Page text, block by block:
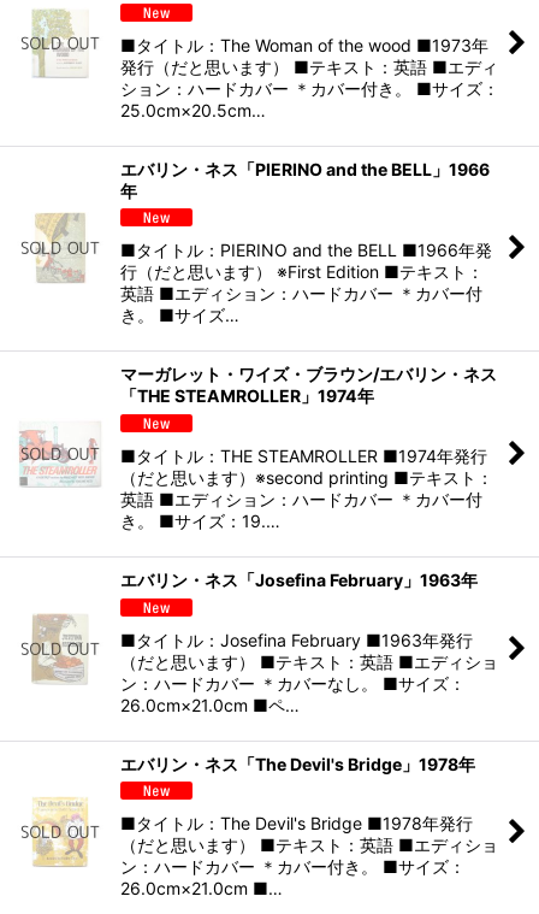
■タイトル：The Woman of the wood ■1973年
発行（だと思います） ■テキスト：英語 ■エディ
ション：ハードカバー ＊カバー付き。 ■サイズ：
25.0cm×20.5cm…
エバリン・ネス「PIERINO and the BELL」1966
年
■タイトル：PIERINO and the BELL ■1966年発
行（だと思います） ※First Edition ■テキスト：
英語 ■エディション：ハードカバー ＊カバー付
き。 ■サイズ…
マーガレット・ワイズ・ブラウン/エバリン・ネス
「THE STEAMROLLER」1974年
■タイトル：THE STEAMROLLER ■1974年発行
（だと思います）※second printing ■テキスト：
英語 ■エディション：ハードカバー ＊カバー付
き。 ■サイズ：19.…
エバリン・ネス「Josefina February」1963年
■タイトル：Josefina February ■1963年発行
（だと思います） ■テキスト：英語 ■エディショ
ン：ハードカバー ＊カバーなし。 ■サイズ：
26.0cm×21.0cm ■ペ…
エバリン・ネス「The Devil's Bridge」1978年
■タイトル：The Devil's Bridge ■1978年発行
（だと思います） ■テキスト：英語 ■エディショ
ン：ハードカバー ＊カバー付き。 ■サイズ：
26.0cm×21.0cm ■…